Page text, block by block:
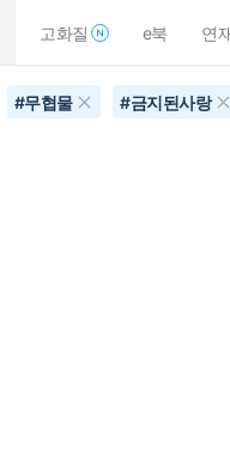
고화질 e북 연
#무협물 #금지된사랑